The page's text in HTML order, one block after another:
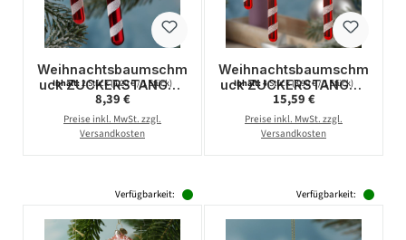
Weihnachtsbaumschm
uck ZUCKERSTANGE -
bruchfest - inkl.
Aufhänger - H: 12cm -
rot, weiß - 2er Set
Inhalt:2 Stück(4,20 € / 1 Stück)
Regulärer Preis:
8,39 €
Preise inkl. MwSt. zzgl.
Versandkosten
Weihnachtsbaumschm
uck ZUCKERSTANGE -
bruchfest - inkl.
Aufhänger - H: 12cm -
rot, weiß - 4er Set
Inhalt:4 Stück(3,90 € / 1 Stück)
Regulärer Preis:
15,59 €
Preise inkl. MwSt. zzgl.
Versandkosten
Verfügbarkeit: Verfügbarkeit: